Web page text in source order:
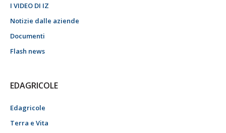
I VIDEO DI IZ
Notizie dalle aziende
Documenti
Flash news
EDAGRICOLE
Edagricole
Terra e Vita